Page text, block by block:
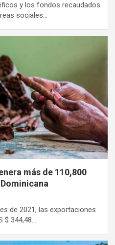
y los fondos recaudados
sociales…
más de 110,800
de 2021, las exportaciones
$ 344,48…